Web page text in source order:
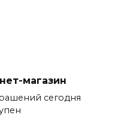
магазин
сегодня